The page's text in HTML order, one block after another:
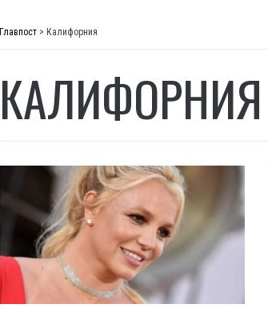
Главпост > Калифорния
КАЛИФОРНИЯ